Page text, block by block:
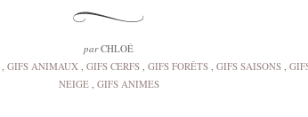
parCHLOÉ
, GIFS ANIMAUX , GIFS CERFS , GIFS FORÊTS , GIFS SAISONS ,
NEIGE, GIFS ANIMES